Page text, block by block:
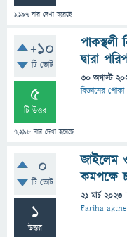
1,197 বার দেখা হয়েছে
+10
টি ভোট
5
টি উত্তর
7,298 বার দেখা হয়েছে
দ্বারা
30 অগাস্ট
বিজ্ঞানের
0
টি ভোট
1
উত্তর
জাইলেম
কমপক্ষে
21 মার্চ 2023
Fariha